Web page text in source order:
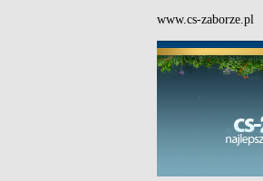
www.cs-zaborze.pl